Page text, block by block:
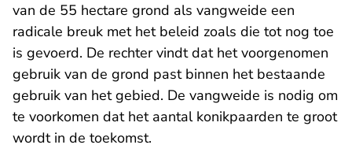
van de 55 hectare grond als vangweide een
radicale breuk met het beleid zoals die tot nog toe
is gevoerd. De rechter vindt dat het voorgenomen
gebruik van de grond past binnen het bestaande
gebruik van het gebied. De vangweide is nodig om
te voorkomen dat het aantal konikpaarden te groot
wordt in de toekomst.